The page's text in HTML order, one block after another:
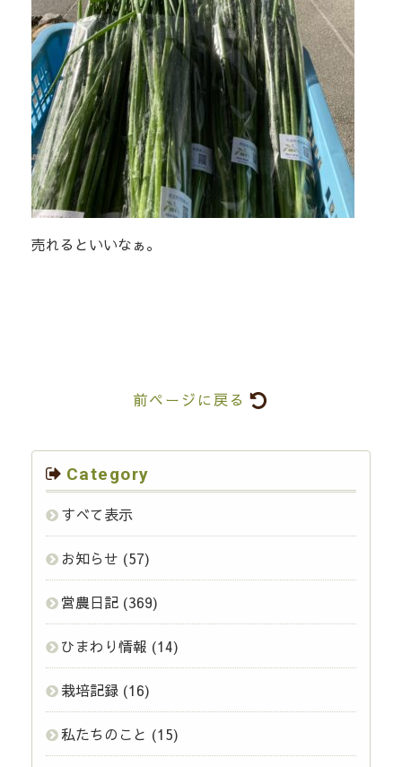
売れるといいなぁ。
前ページに戻る
Category
すべて表示
お知らせ (57)
営農日記(369)
ひまわり情報 (14)
栽培記録(16)
私たちのこと (15)